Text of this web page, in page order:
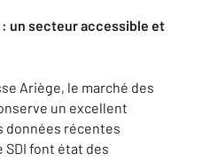
un secteur accessible et
Ariège, le marché des
un excellent
données récentes
SDI font état des